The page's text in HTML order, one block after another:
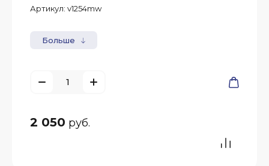
Артикул: v1254mw
Больше
2 050 руб.